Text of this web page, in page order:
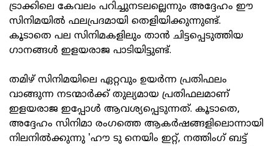
ട്രാക്കിലെ കേവലം പറിച്ചുനടലല്ലെന്നും അദ്ദേഹം ഈ
സിനിമയിൽ ഫലപ്രദമായി തെളിയിക്കുന്നുണ്ട്.
കൂടാതെ പല സിനിമകളിലും താൻ ചിട്ടപ്പെടുത്തിയ
ഗാനങ്ങൾ ഇളയരാജ പാടിയിട്ടുണ്ട്.
തമിഴ് സിനിമയിലെ ഏറ്റവും ഉയർന്ന പ്രതിഫലം
വാങ്ങുന്ന നടന്മാർക്ക് തുല്യമായ പ്രതിഫലമാണ്
ഇളയരാജ ഇപ്പോൾ ആവശ്യപ്പെടുന്നത്. കൂടാതെ,
അദ്ദേഹം സിനിമാ രംഗത്തെ ആകർഷങ്ങളിലൊന്നായി
നിലനിൽക്കുന്നു 'ഹൗ ടു നെയിം ഇറ്റ്, നത്തിംഗ് ബട്ട്